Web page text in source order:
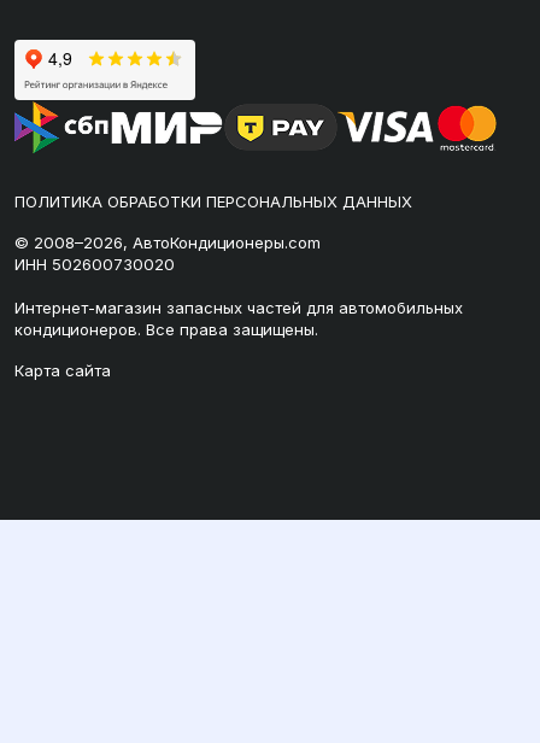
ПОЛИТИКА ОБРАБОТКИ ПЕРСОНАЛЬНЫХ ДАННЫХ
© 2008–2026, АвтоКондиционеры.com
ИНН 502600730020
Интернет-магазин запасных частей для автомобильных
кондиционеров. Все права защищены.
Карта сайта